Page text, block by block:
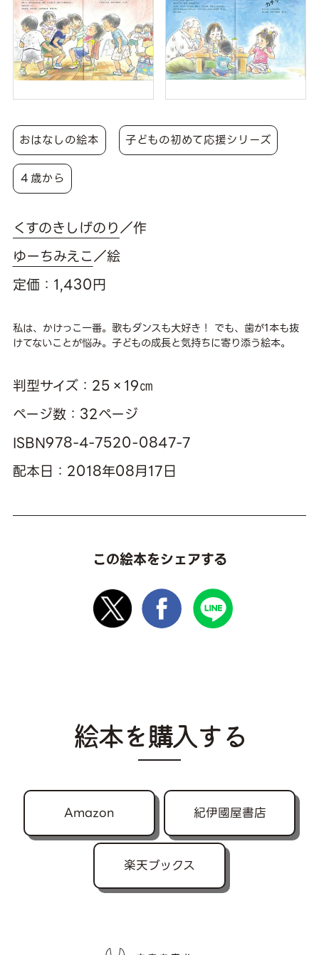
おはなしの絵本 子どもの初めて応援シリーズ
４歳から
くすのきしげのり／作
ゆーちみえこ／絵
定価：1,430円
私は、かけっこ一番。歌もダンスも大好き！ でも、歯が1本も抜
けてないことが悩み。子どもの成長と気持ちに寄り添う絵本。
判型サイズ：25×19㎝
ページ数：32ページ
ISBN978-4-7520-0847-7
配本日：2018年08月17日
この絵本をシェアする
絵本を購入する
Amazon 紀伊國屋書店
楽天ブックス